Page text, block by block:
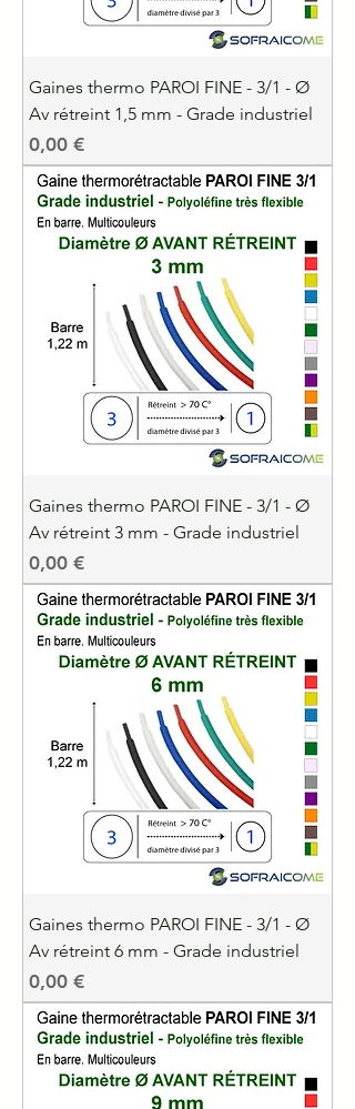
Gaines thermo PAROI FINE - 3/1 - Ø
Av rétreint 1,5 mm - Grade industriel
Precio
0,00 €
Gaines thermo PAROI FINE - 3/1 - Ø
Av rétreint 3 mm - Grade industriel
Precio
0,00 €
Gaines thermo PAROI FINE - 3/1 - Ø
Av rétreint 6 mm - Grade industriel
Precio
0,00 €